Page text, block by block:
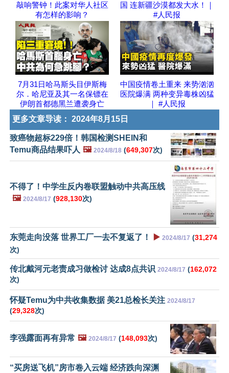
敲响警钟！此案对华人社区
有怎样的影响？
国 连新疆沙漠都发大水！｜
#人民报
7月31日哈马斯头目伊斯梅
尔．哈尼亚及其一名保镖在
伊朗首都德黑兰遭袭身亡
中国疫情卷土重来 来势汹汹
医院爆满 两种变异毒株凶猛
｜ #人民报
更多文章导读： 2024年8月15日
致癌物超标229倍！韩国检测SHEIN和
Temu商品结果吓人 🖼️ 2024/8/18 (649,307次)
不得了！中学生反内卷联盟触动中共高压线
🖼️ 2024/8/17 (928,130次)
东莞走向没落 世界工厂一去不复返了！ ▶️ 2024/8/17 (31,274
次)
传北戴河元老责成习做检讨 达成8点共识 2024/8/17 (162,072
次)
怀疑Temu为中共收集数据 美21总检长关注 2024/8/17
(29,328次)
李强露面再有异常 🖼️ 2024/8/17 (148,093次)
“买房送飞机”房市卷入云端 经济跌向深渊